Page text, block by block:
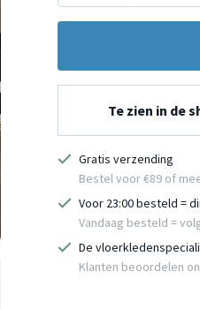
Te zien in de
Gratis verzending
Bestel voor €89 of
Voor 23:00 besteld =
Vandaag besteld =
De
Klanten beoordelen